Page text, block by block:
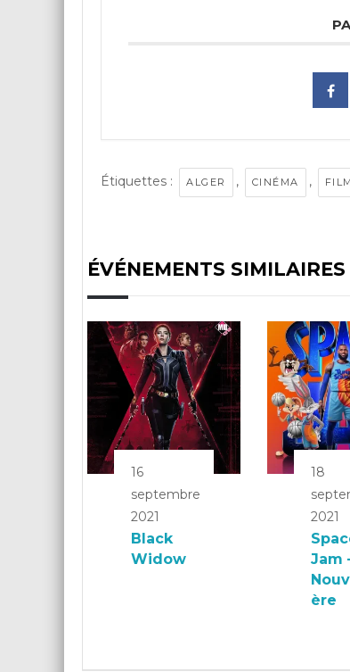
Étiquettes : ALGER , CINÉMA ,
ÉVÉNEMENTS SIMILAIRES
16
septembre
2021
Black
Widow
18
2021
Jam
ère